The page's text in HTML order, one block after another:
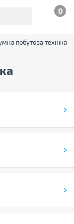
0
побутова техніка